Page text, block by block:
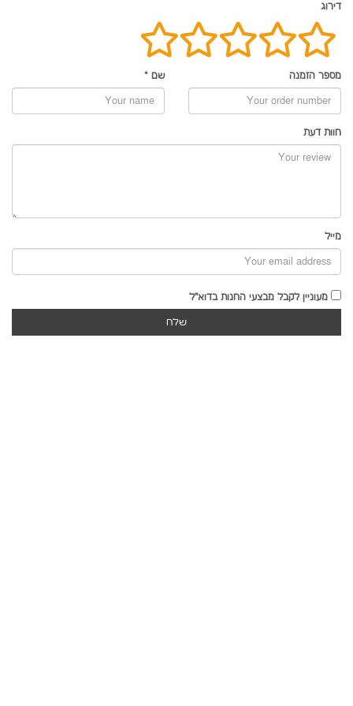
דירוג
שם * מספר הזמנה
חוות דעת
מייל
מעוניין לקבל מבצעי החנות בדוא"ל